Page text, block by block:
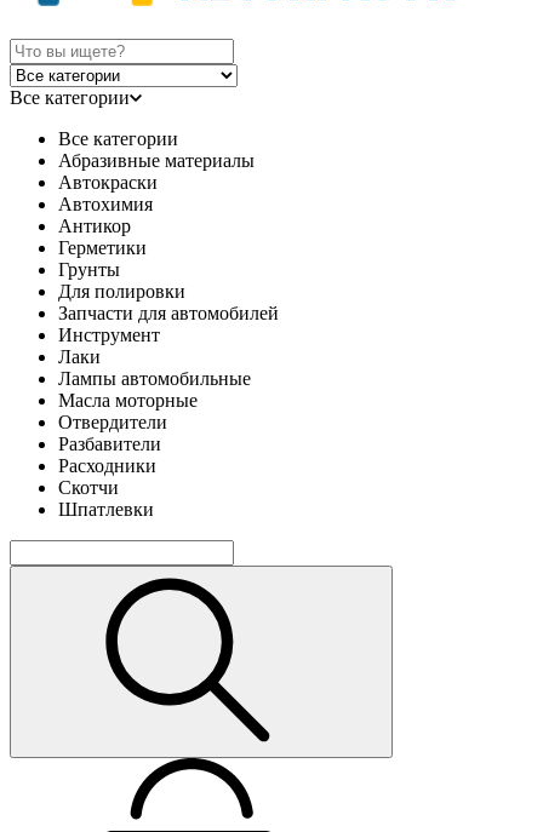
Все категории
Все категории
Абразивные материалы
Автокраски
Автохимия
Антикор
Герметики
Грунты
Для полировки
Запчасти для автомобилей
Инструмент
Лаки
Лампы автомобильные
Масла моторные
Отвердители
Разбавители
Расходники
Скотчи
Шпатлевки